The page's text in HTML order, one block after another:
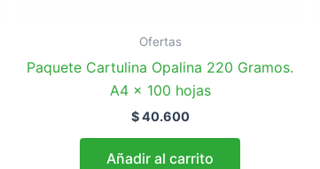
Ofertas
Paquete Cartulina Opalina 220 Gramos.
A4 x 100 hojas
$40.600
Añadir al carrito